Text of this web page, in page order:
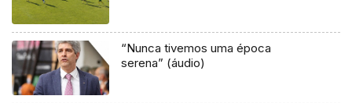
“Nunca tivemos uma época
serena” (áudio)